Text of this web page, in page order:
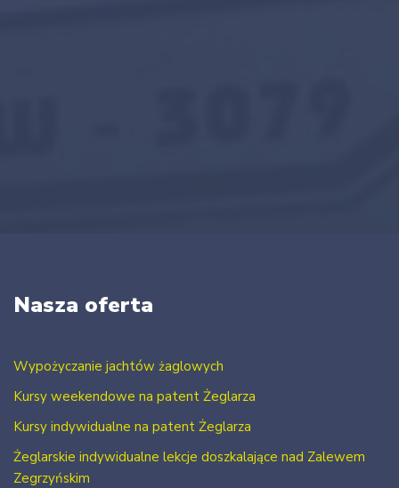
Nasza oferta
Wypożyczanie jachtów żaglowych
Kursy weekendowe na patent Żeglarza
Kursy indywidualne na patent Żeglarza
Żeglarskie indywidualne lekcje doszkalające nad Zalewem
Zegrzyńskim